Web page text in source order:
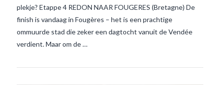
plekje? Etappe 4 REDON NAAR FOUGERES (Bretagne) De
finish is vandaag in Fougères – het is een prachtige
ommuurde stad die zeker een dagtocht vanuit de Vendée
verdient. Maar om de …